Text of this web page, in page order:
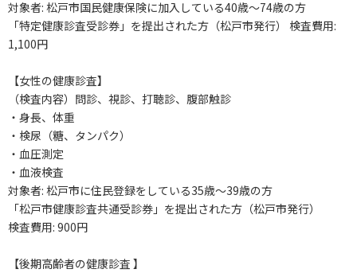
対象者: 松戸市国民健康保険に加入している40歳～74歳の方
「特定健康診査受診券」を提出された方（松戸市発行） 検査費用:
1,100円
【女性の健康診査】
（検査内容）問診、視診、打聴診、腹部触診
・身長、体重
・検尿（糖、タンパク）
・血圧測定
・血液検査
対象者: 松戸市に住民登録をしている35歳～39歳の方
「松戸市健康診査共通受診券」を提出された方（松戸市発行）
検査費用: 900円
【後期高齢者の健康診査 】